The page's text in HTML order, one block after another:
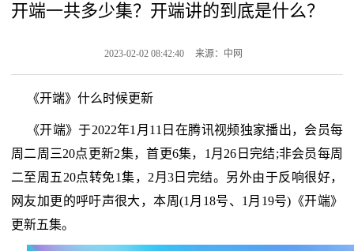
开端一共多少集？开端讲的到底是什么？
2023-02-02 08:42:40 来源：中网
《开端》什么时候更新
《开端》于2022年1月11日在腾讯视频独家播出，会员每
周二周三20点更新2集，首更6集，1月26日完结;非会员每周
二至周五20点转免1集，2月3日完结。另外由于反响很好，
网友加更的呼吁声很大，本周(1月18号、1月19号)《开端》
更新五集。